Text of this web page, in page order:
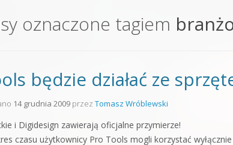
Sound Forge od podstaw
Kontakt 5 Kompendium
Pakiety
oznaczone tagiem
będzie działać ze
14 grudnia 2009 przez Tomasz Wróblewski
i Digidesign zawierają oficjalne przymierze!
czasu użytkownicy Pro Tools mogli korzystać